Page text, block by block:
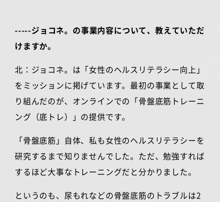
-----ジョコネ。の事業内容について、教えていただ
けますか。
北：ジョコネ。は「女性のヘルスリテラシー向上」
をミッションに掲げています。最初の事業として取
り組んだのが、オンラインでの「骨盤底筋トレーニ
ング（底トレ）」の提供です。
「骨盤底筋」自体、私も女性のヘルスリテラシーを
研究するまで知りませんでした。ただ、勉強すれば
するほど大事なトレーニングだと分かりました。
というのも、尿もれなどの骨盤底筋のトラブルは2